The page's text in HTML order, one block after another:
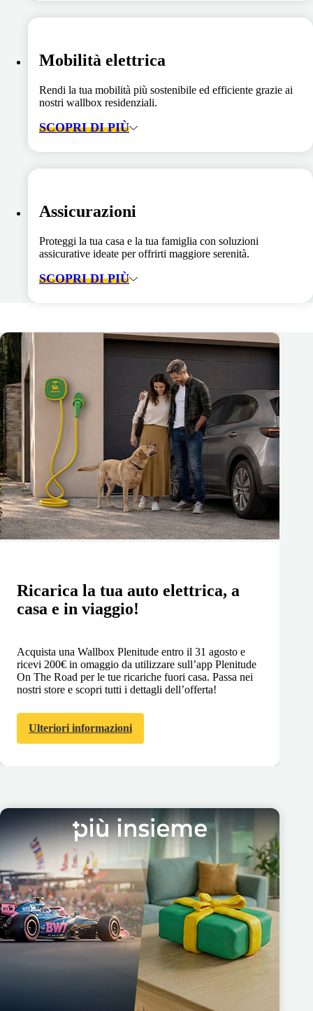
Mobilità elettrica
Rendi la tua mobilità più sostenibile ed efficiente grazie ai
nostri wallbox residenziali.
SCOPRI DI PIÙ
Assicurazioni
Proteggi la tua casa e la tua famiglia con soluzioni
assicurative ideate per offrirti maggiore serenità.
SCOPRI DI PIÙ
Ricarica la tua auto elettrica, a
casa e in viaggio!
Acquista una Wallbox Plenitude entro il 31 agosto e
ricevi 200€ in omaggio da utilizzare sull’app Plenitude
On The Road per le tue ricariche fuori casa. Passa nei
nostri store e scopri tutti i dettagli dell’offerta!
Ulteriori informazioni